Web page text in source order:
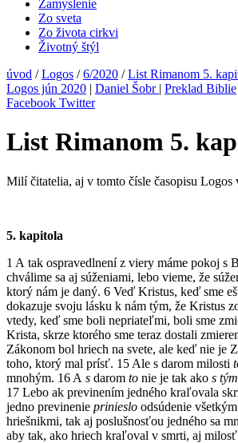
Zamyslenie
Zo sveta
Zo života cirkvi
Životný štýl
úvod /Logos /6/2020 /List Rimanom 5.
Logos jún 2020 | Daniel Šobr | Preklad Biblie
Facebook Twitter
List Rimanom 5.
Milí čitatelia, aj v tomto čísle časopisu
5. kapitola
1 A tak ospravedlnení z viery máme pokoj s
chválime sa aj súženiami, lebo vieme, že
ktorý nám je daný. 6 Veď Kristus, keď sme
dokazuje svoju lásku k nám tým, že Kristus
vtedy, keď sme boli nepriateľmi, boli sme
Krista, skrze ktorého sme teraz dostali
Zákonom bol hriech na svete, ale keď nie je
toho, ktorý mal prísť. 15 Ale s darom milosti
mnohým. 16 A s darom to nie je tak ako s
17 Lebo ak previnením jedného kraľovala
jedno previnenie prinieslo odsúdenie
hriešnikmi, tak aj poslušnosťou jedného sa
aby tak, ako hriech kraľoval v smrti, aj